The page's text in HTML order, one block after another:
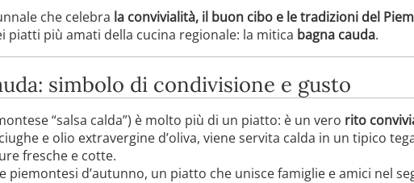
che celebra la convivialità, il buon cibo e le tradizioni del
piatti più amati della cucina regionale: la mitica bagna cauda.
simbolo di condivisione e gusto
“salsa calda”) è molto più di un piatto: è un vero rito
e olio extravergine d’oliva, viene servita calda in un tipico
fresche e cotte.
piemontesi d’autunno, un piatto che unisce famiglie e amici nel